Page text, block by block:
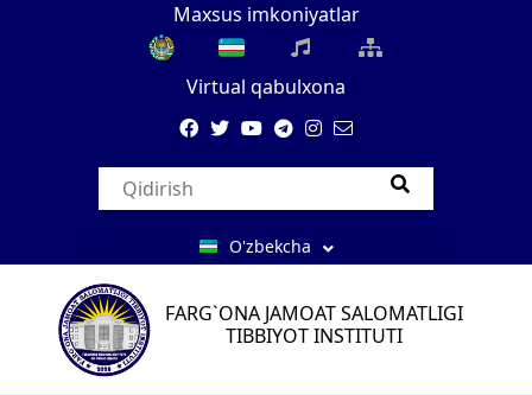
Maxsus imkoniyatlar
Virtual qabulxona
O'zbekcha
FARG`ONA JAMOAT SALOMATLIGI
TIBBIYOT INSTITUTI